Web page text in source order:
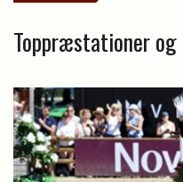
Toppræstationer